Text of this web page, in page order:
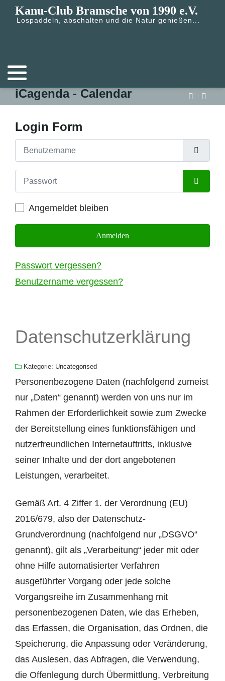
Kanu-Club Bramsche von 1990 e.V.
Lospaddeln, abschalten und die Natur genießen...
iCagenda - Calendar
Login Form
Benutzername
Passwort
Angemeldet bleiben
Anmelden
Passwort vergessen?
Benutzername vergessen?
Datenschutzerklärung
Kategorie: Uncategorised
Personenbezogene Daten (nachfolgend zumeist
nur „Daten“ genannt) werden von uns nur im
Rahmen der Erforderlichkeit sowie zum Zwecke
der Bereitstellung eines funktionsfähigen und
nutzerfreundlichen Internetauftritts, inklusive
seiner Inhalte und der dort angebotenen
Leistungen, verarbeitet.
Gemäß Art. 4 Ziffer 1. der Verordnung (EU)
2016/679, also der Datenschutz-
Grundverordnung (nachfolgend nur „DSGVO“
genannt), gilt als „Verarbeitung“ jeder mit oder
ohne Hilfe automatisierter Verfahren
ausgeführter Vorgang oder jede solche
Vorgangsreihe im Zusammenhang mit
personenbezogenen Daten, wie das Erheben,
das Erfassen, die Organisation, das Ordnen, die
Speicherung, die Anpassung oder Veränderung,
das Auslesen, das Abfragen, die Verwendung,
die Offenlegung durch Übermittlung, Verbreitung